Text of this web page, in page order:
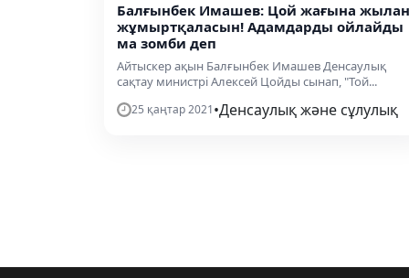
Балғынбек Имашев: Цой жағына жылан
жұмыртқаласын! Адамдарды ойлайды
ма зомби деп
Айтыскер ақын Балғынбек Имашев Денсаулық
сақтау министрі Алексей Цойды сынап, "Той...
25 қаңтар 2021•Денсаулық және сұлулық